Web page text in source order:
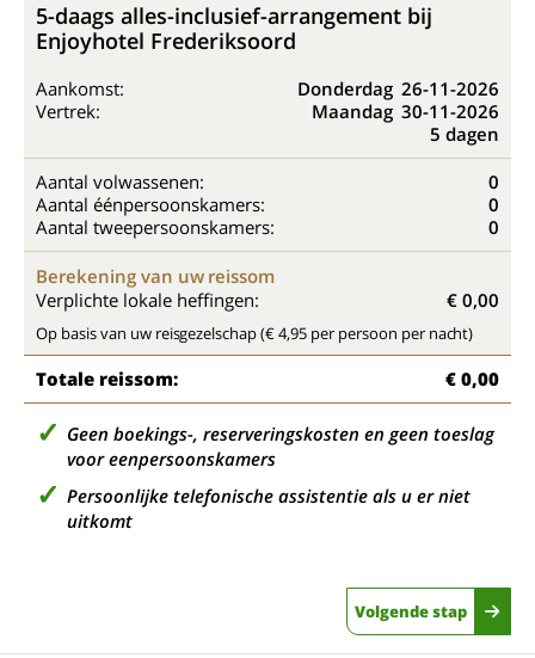
5-daags alles-inclusief-arrangement bij
Enjoyhotel Frederiksoord
Aankomst: Donderdag 26-11-2026
Vertrek:
Maandag 30-11-2026
5 dagen
Aantal volwassenen:
0
Aantal éénpersoonskamers:
0
Aantal tweepersoonskamers:
0
Berekening van uw reissom
Verplichte lokale heffingen:
€ 0,00
Op basis van uw reisgezelschap (€ 4,95 per persoon per nacht)
Totale reissom: € 0,00
Geen boekings-, reserveringskosten en geen toeslag
voor eenpersoonskamers
Persoonlijke telefonische assistentie als u er niet
uitkomt
Volgende stap